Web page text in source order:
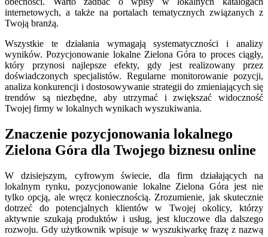
internetowych, a także na portalach tematycznych związanych z
Twoją branżą.
Wszystkie te działania wymagają systematyczności i analizy
wyników. Pozycjonowanie lokalne Zielona Góra to proces ciągły,
który przynosi najlepsze efekty, gdy jest realizowany przez
doświadczonych specjalistów. Regularne monitorowanie pozycji,
analiza konkurencji i dostosowywanie strategii do zmieniających się
trendów są niezbędne, aby utrzymać i zwiększać widoczność
Twojej firmy w lokalnych wynikach wyszukiwania.
Znaczenie pozycjonowania lokalnego
Zielona Góra dla Twojego biznesu online
W dzisiejszym, cyfrowym świecie, dla firm działających na
lokalnym rynku, pozycjonowanie lokalne Zielona Góra jest nie
tylko opcją, ale wręcz koniecznością. Zrozumienie, jak skutecznie
dotrzeć do potencjalnych klientów w Twojej okolicy, którzy
aktywnie szukają produktów i usług, jest kluczowe dla dalszego
rozwoju. Gdy użytkownik wpisuje w wyszukiwarkę frazę z nazwą